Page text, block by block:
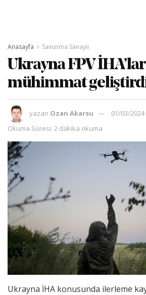
Anasayfa Savunma Sanayii
Ukrayna FPV
mühimmat
yazan Ozan Akarsu
01/03/2024
Okuma Süresi: 2 dakika okuma
Ukrayna İHA konusunda ilerleme